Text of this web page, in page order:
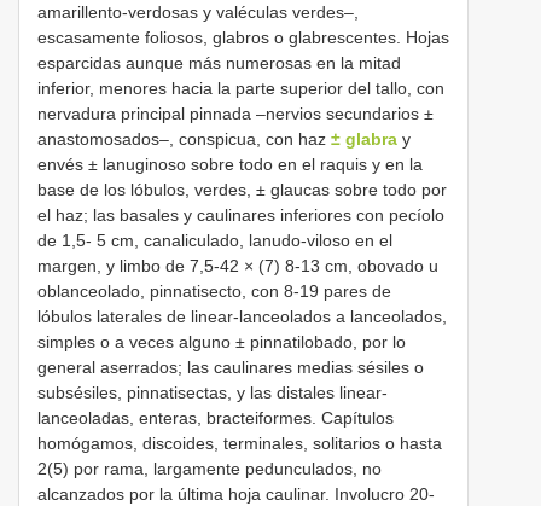
amarillento-verdosas y valéculas verdes–,
escasamente foliosos, glabros o glabrescentes. Hojas
esparcidas aunque más numerosas en la mitad
inferior, menores hacia la parte superior del tallo, con
nervadura principal pinnada –nervios secundarios ±
anastomosados–, conspicua, con haz ± glabra y
envés ± lanuginoso sobre todo en el raquis y en la
base de los lóbulos, verdes, ± glaucas sobre todo por
el haz; las basales y caulinares inferiores con pecíolo
de 1,5- 5 cm, canaliculado, lanudo-viloso en el
margen, y limbo de 7,5-42 × (7) 8-13 cm, obovado u
oblanceolado, pinnatisecto, con 8-19 pares de
lóbulos laterales de linear-lanceolados a lanceolados,
simples o a veces alguno ± pinnatilobado, por lo
general aserrados; las caulinares medias sésiles o
subsésiles, pinnatisectas, y las distales linear-
lanceoladas, enteras, bracteiformes. Capítulos
homógamos, discoides, terminales, solitarios o hasta
2(5) por rama, largamente pedunculados, no
alcanzados por la última hoja caulinar. Involucro 20-